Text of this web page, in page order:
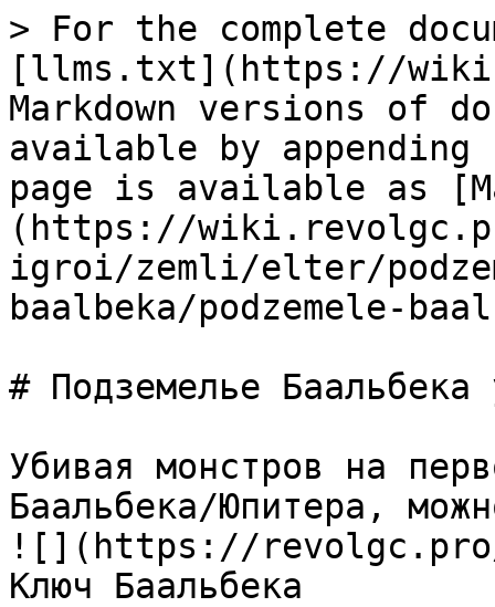
> For the complete
[llms.txt](https://
Markdown versions of
available by
page is available as
(https://
igroi/zemli/elter/
baalbeka/podzemele-
# Подземелье Баальбека
Убивая монстров на
Баальбека/Юпитера,
![](https://revolgc.pro/
Ключ Баальбека